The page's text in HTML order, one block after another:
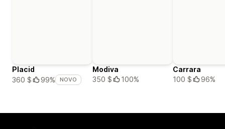
Placid
360 $
99% NOVO
Modiva
350 $
100%
Carrara
100 $
96%